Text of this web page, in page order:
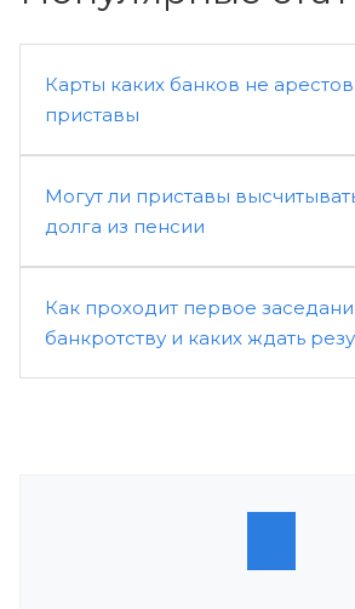
Карты каких банков не
приставы
Могут ли приставы
долга из пенсии
Как проходит первое
банкротству и каких ждать